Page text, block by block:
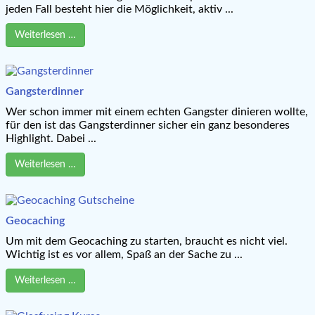
jeden Fall besteht hier die Möglichkeit, aktiv ...
Weiterlesen …
Gangsterdinner
Wer schon immer mit einem echten Gangster dinieren wollte,
für den ist das Gangsterdinner sicher ein ganz besonderes
Highlight. Dabei ...
Weiterlesen …
Geocaching
Um mit dem Geocaching zu starten, braucht es nicht viel.
Wichtig ist es vor allem, Spaß an der Sache zu ...
Weiterlesen …